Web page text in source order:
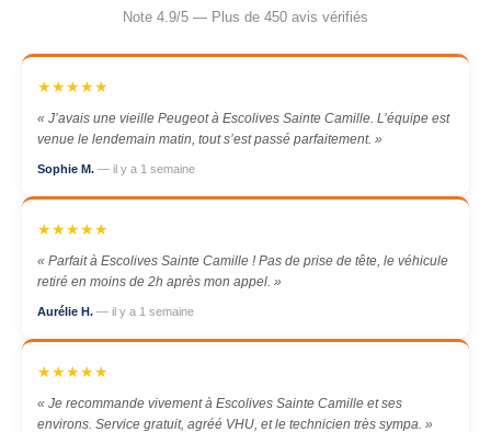
Note 4.9/5 — Plus de 450 avis vérifiés
★★★★★
« J’avais une vieille Peugeot à Escolives Sainte Camille. L’équipe est
venue le lendemain matin, tout s’est passé parfaitement. »
Sophie M. — il y a 1 semaine
★★★★★
« Parfait à Escolives Sainte Camille ! Pas de prise de tête, le véhicule
retiré en moins de 2h après mon appel. »
Aurélie H. — il y a 1 semaine
★★★★★
« Je recommande vivement à Escolives Sainte Camille et ses
environs. Service gratuit, agréé VHU, et le technicien très sympa. »